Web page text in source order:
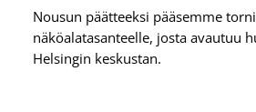
Nousun päätteeksi pääsemme
näköalatasanteelle, josta avautuu
Helsingin keskustan.